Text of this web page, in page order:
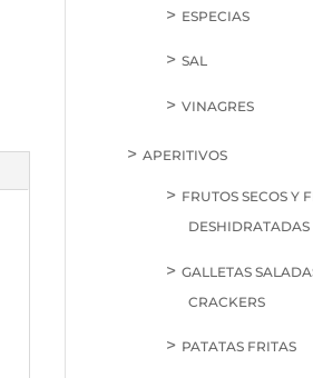
ESPECIAS
SAL
VINAGRES
APERITIVOS
FRUTOS SECOS Y
DESHIDRATADAS
GALLETAS
CRACKERS
PATATAS FRITAS